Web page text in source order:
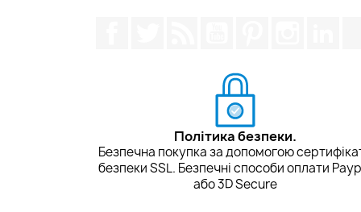
Політика безпеки.
Безпечна покупка за допомогою
безпеки SSL. Безпечні способи оплати
або 3D Secure